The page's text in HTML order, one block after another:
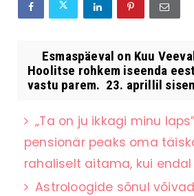
Esmaspäeval on Kuu
Hoolitse rohkem iseenda
vastu parem. 23. aprillil
„Ta on ju ikkagi minu
pensionär peaks oma
rahaliselt aitama, kui
Astroloogide sõnul